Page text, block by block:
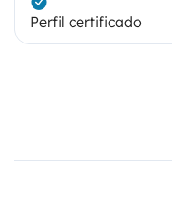
Perfil certificado